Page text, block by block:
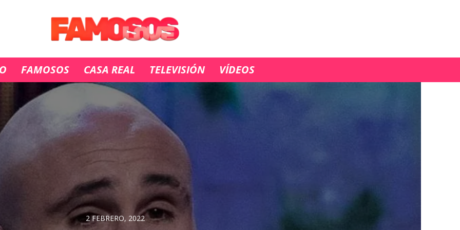
FAMOSOS CASA REAL TELEVISIÓN VÍDEOS
2 FEBRERO, 2022